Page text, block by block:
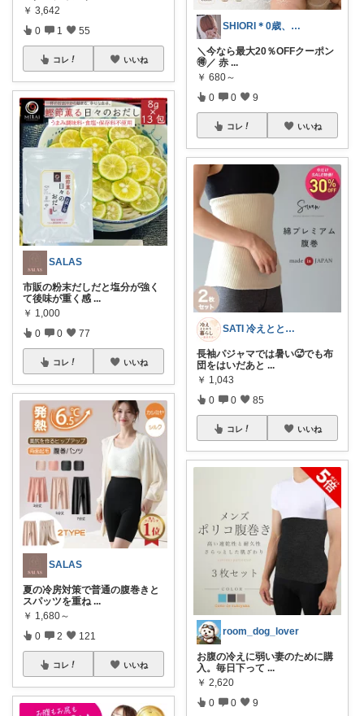
￥ 3,642
0 1 55
コレ いいね
SALAS
市販の粉末だしだと塩分が強く
て後味が重く感 ...
￥ 1,000
0 0 77
コレ いいね
SALAS
夏の冷房対策で普通の腹巻きと
スパッツを重ね ...
￥ 1,680～
0 2 121
コレ いいね
SHIORI＊0歳、2歳女の子ママ
＼今なら最大20％OFFクーポン
🉐／ 赤 ...
￥ 680～
0 0 9
コレ いいね
SATI 冷えととのう暮らし～温活生活～
長袖パジャマでは暑い🥵でも布
団をはいだあと ...
￥ 1,043
0 0 85
コレ いいね
room_dog_lover
お腹の冷えに弱い妻のために購
入。毎日下って ...
￥ 2,620
0 0 9